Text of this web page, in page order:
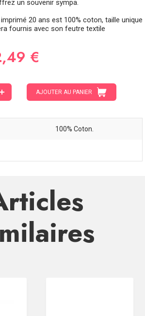
un souvenir sympa.
20 ans est 100% coton, taille unique
fournis avec son feutre textile
€
AJOUTER AU PANIER
100% Coton.